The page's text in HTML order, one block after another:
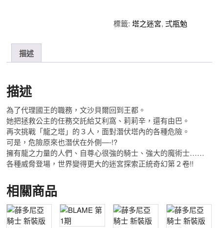
TOWER
DONGEON
期
標籤:塔之迷宮,弍瓶勉
描述
描述
為了代理國王的職務，文沙貝爾回到王都。
她把拯救公主的任務交託給艾利窩、莉莉辛，還有由巴。
再次挑戰「龍之塔」的３人，面對潛伏塔內的各種危險。
可是，危險原來也潛伏在外側—-!?
擁有龍之力量的人們、自尊心很強的騎士、強大的魔術士……
各種威脅登場，世界變得更大的迷宮探索正統奇幻第２卷!!
相關商品